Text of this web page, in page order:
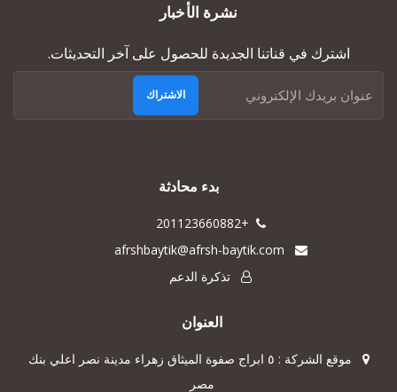
نشرة الأخبار
اشترك في قناتنا الجديدة للحصول على آخر التحديثات.
الاشتراك
بدء محادثة
+201123660882
afrshbaytik@afrsh-baytik.com
تذكرة الدعم
العنوان
موقع الشركة : ٥ ابراج صفوة الميثاق زهراء مدينة نصر اعلي بنك
مصر